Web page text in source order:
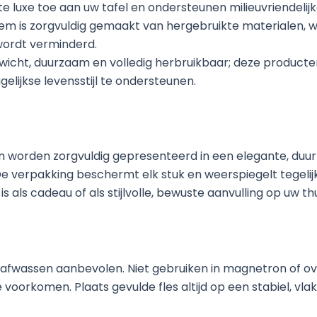
luxe toe aan uw tafel en ondersteunen
is zorgvuldig gemaakt van hergebruikte materialen,
verminderd.
duurzaam en volledig herbruikbaar; deze
levensstijl te ondersteunen.
zorgvuldig gepresenteerd in een elegante,
verpakking beschermt elk stuk en weerspiegelt
als cadeau of als stijlvolle, bewuste aanvulling op uw
aanbevolen. Niet gebruiken in magnetron of
Plaats gevulde fles altijd op een stabiel,